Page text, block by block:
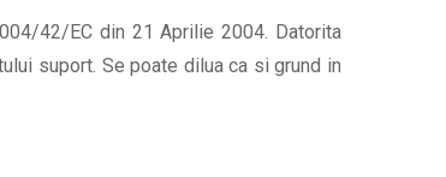
42/EC din 21 Aprilie 2004. Datorita
suport. Se poate dilua ca si grund in